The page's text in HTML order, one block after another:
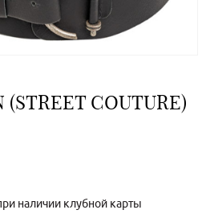
COUTURE)
наличии клубной карты